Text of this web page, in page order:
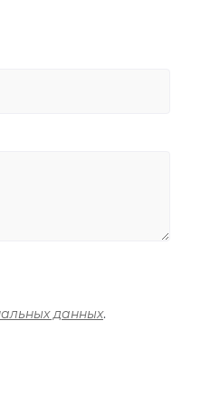
данных.